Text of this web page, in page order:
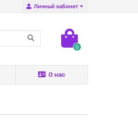
Личный кабинет
0
О нас